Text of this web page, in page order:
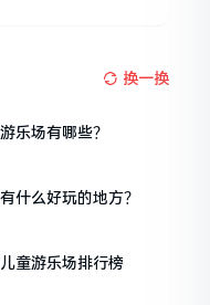
换一换
乐场有哪些？
什么好玩的地方？
童游乐场排行榜